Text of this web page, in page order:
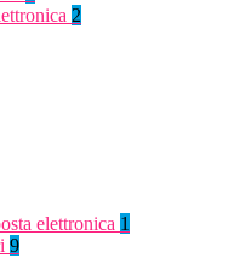
2
elettronica 1
9